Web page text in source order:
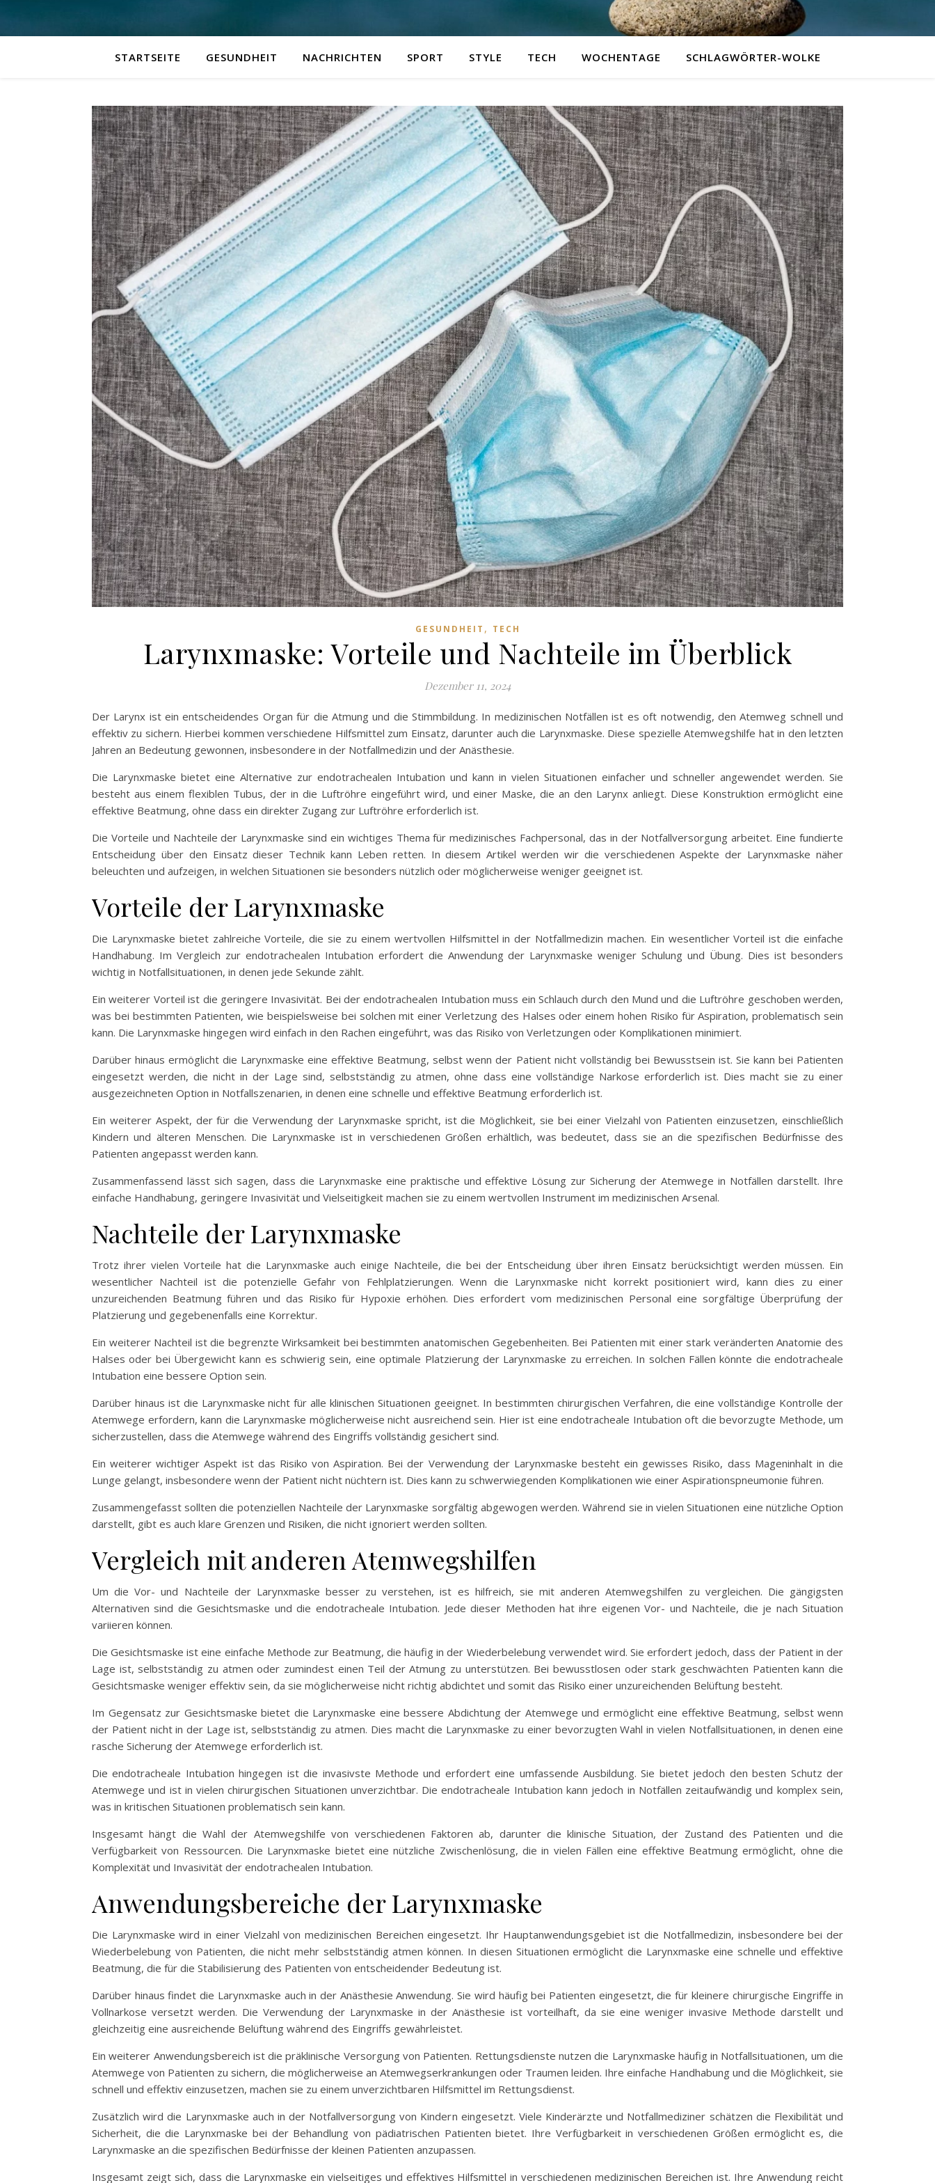
STARTSEITE GESUNDHEIT NACHRICHTEN SPORT STYLE TECH WOCHENTAGE SCHLAGWÖRTER-WOLKE
GESUNDHEIT , TECH
Larynxmaske: Vorteile und Nachteile im Überblick
Dezember 11, 2024
Der Larynx ist ein entscheidendes Organ für die Atmung und die Stimmbildung. In medizinischen Notfällen ist es oft notwendig, den Atemweg schnell und
effektiv zu sichern. Hierbei kommen verschiedene Hilfsmittel zum Einsatz, darunter auch die Larynxmaske. Diese spezielle Atemwegshilfe hat in den letzten
Jahren an Bedeutung gewonnen, insbesondere in der Notfallmedizin und der Anästhesie.
Die Larynxmaske bietet eine Alternative zur endotrachealen Intubation und kann in vielen Situationen einfacher und schneller angewendet werden. Sie
besteht aus einem flexiblen Tubus, der in die Luftröhre eingeführt wird, und einer Maske, die an den Larynx anliegt. Diese Konstruktion ermöglicht eine
effektive Beatmung, ohne dass ein direkter Zugang zur Luftröhre erforderlich ist.
Die Vorteile und Nachteile der Larynxmaske sind ein wichtiges Thema für medizinisches Fachpersonal, das in der Notfallversorgung arbeitet. Eine fundierte
Entscheidung über den Einsatz dieser Technik kann Leben retten. In diesem Artikel werden wir die verschiedenen Aspekte der Larynxmaske näher
beleuchten und aufzeigen, in welchen Situationen sie besonders nützlich oder möglicherweise weniger geeignet ist.
Vorteile der Larynxmaske
Die Larynxmaske bietet zahlreiche Vorteile, die sie zu einem wertvollen Hilfsmittel in der Notfallmedizin machen. Ein wesentlicher Vorteil ist die einfache
Handhabung. Im Vergleich zur endotrachealen Intubation erfordert die Anwendung der Larynxmaske weniger Schulung und Übung. Dies ist besonders
wichtig in Notfallsituationen, in denen jede Sekunde zählt.
Ein weiterer Vorteil ist die geringere Invasivität. Bei der endotrachealen Intubation muss ein Schlauch durch den Mund und die Luftröhre geschoben werden,
was bei bestimmten Patienten, wie beispielsweise bei solchen mit einer Verletzung des Halses oder einem hohen Risiko für Aspiration, problematisch sein
kann. Die Larynxmaske hingegen wird einfach in den Rachen eingeführt, was das Risiko von Verletzungen oder Komplikationen minimiert.
Darüber hinaus ermöglicht die Larynxmaske eine effektive Beatmung, selbst wenn der Patient nicht vollständig bei Bewusstsein ist. Sie kann bei Patienten
eingesetzt werden, die nicht in der Lage sind, selbstständig zu atmen, ohne dass eine vollständige Narkose erforderlich ist. Dies macht sie zu einer
ausgezeichneten Option in Notfallszenarien, in denen eine schnelle und effektive Beatmung erforderlich ist.
Ein weiterer Aspekt, der für die Verwendung der Larynxmaske spricht, ist die Möglichkeit, sie bei einer Vielzahl von Patienten einzusetzen, einschließlich
Kindern und älteren Menschen. Die Larynxmaske ist in verschiedenen Größen erhältlich, was bedeutet, dass sie an die spezifischen Bedürfnisse des
Patienten angepasst werden kann.
Zusammenfassend lässt sich sagen, dass die Larynxmaske eine praktische und effektive Lösung zur Sicherung der Atemwege in Notfällen darstellt. Ihre
einfache Handhabung, geringere Invasivität und Vielseitigkeit machen sie zu einem wertvollen Instrument im medizinischen Arsenal.
Nachteile der Larynxmaske
Trotz ihrer vielen Vorteile hat die Larynxmaske auch einige Nachteile, die bei der Entscheidung über ihren Einsatz berücksichtigt werden müssen. Ein
wesentlicher Nachteil ist die potenzielle Gefahr von Fehlplatzierungen. Wenn die Larynxmaske nicht korrekt positioniert wird, kann dies zu einer
unzureichenden Beatmung führen und das Risiko für Hypoxie erhöhen. Dies erfordert vom medizinischen Personal eine sorgfältige Überprüfung der
Platzierung und gegebenenfalls eine Korrektur.
Ein weiterer Nachteil ist die begrenzte Wirksamkeit bei bestimmten anatomischen Gegebenheiten. Bei Patienten mit einer stark veränderten Anatomie des
Halses oder bei Übergewicht kann es schwierig sein, eine optimale Platzierung der Larynxmaske zu erreichen. In solchen Fällen könnte die endotracheale
Intubation eine bessere Option sein.
Darüber hinaus ist die Larynxmaske nicht für alle klinischen Situationen geeignet. In bestimmten chirurgischen Verfahren, die eine vollständige Kontrolle der
Atemwege erfordern, kann die Larynxmaske möglicherweise nicht ausreichend sein. Hier ist eine endotracheale Intubation oft die bevorzugte Methode, um
sicherzustellen, dass die Atemwege während des Eingriffs vollständig gesichert sind.
Ein weiterer wichtiger Aspekt ist das Risiko von Aspiration. Bei der Verwendung der Larynxmaske besteht ein gewisses Risiko, dass Mageninhalt in die
Lunge gelangt, insbesondere wenn der Patient nicht nüchtern ist. Dies kann zu schwerwiegenden Komplikationen wie einer Aspirationspneumonie führen.
Zusammengefasst sollten die potenziellen Nachteile der Larynxmaske sorgfältig abgewogen werden. Während sie in vielen Situationen eine nützliche Option
darstellt, gibt es auch klare Grenzen und Risiken, die nicht ignoriert werden sollten.
Vergleich mit anderen Atemwegshilfen
Um die Vor- und Nachteile der Larynxmaske besser zu verstehen, ist es hilfreich, sie mit anderen Atemwegshilfen zu vergleichen. Die gängigsten
Alternativen sind die Gesichtsmaske und die endotracheale Intubation. Jede dieser Methoden hat ihre eigenen Vor- und Nachteile, die je nach Situation
variieren können.
Die Gesichtsmaske ist eine einfache Methode zur Beatmung, die häufig in der Wiederbelebung verwendet wird. Sie erfordert jedoch, dass der Patient in der
Lage ist, selbstständig zu atmen oder zumindest einen Teil der Atmung zu unterstützen. Bei bewusstlosen oder stark geschwächten Patienten kann die
Gesichtsmaske weniger effektiv sein, da sie möglicherweise nicht richtig abdichtet und somit das Risiko einer unzureichenden Belüftung besteht.
Im Gegensatz zur Gesichtsmaske bietet die Larynxmaske eine bessere Abdichtung der Atemwege und ermöglicht eine effektive Beatmung, selbst wenn
der Patient nicht in der Lage ist, selbstständig zu atmen. Dies macht die Larynxmaske zu einer bevorzugten Wahl in vielen Notfallsituationen, in denen eine
rasche Sicherung der Atemwege erforderlich ist.
Die endotracheale Intubation hingegen ist die invasivste Methode und erfordert eine umfassende Ausbildung. Sie bietet jedoch den besten Schutz der
Atemwege und ist in vielen chirurgischen Situationen unverzichtbar. Die endotracheale Intubation kann jedoch in Notfällen zeitaufwändig und komplex sein,
was in kritischen Situationen problematisch sein kann.
Insgesamt hängt die Wahl der Atemwegshilfe von verschiedenen Faktoren ab, darunter die klinische Situation, der Zustand des Patienten und die
Verfügbarkeit von Ressourcen. Die Larynxmaske bietet eine nützliche Zwischenlösung, die in vielen Fällen eine effektive Beatmung ermöglicht, ohne die
Komplexität und Invasivität der endotrachealen Intubation.
Anwendungsbereiche der Larynxmaske
Die Larynxmaske wird in einer Vielzahl von medizinischen Bereichen eingesetzt. Ihr Hauptanwendungsgebiet ist die Notfallmedizin, insbesondere bei der
Wiederbelebung von Patienten, die nicht mehr selbstständig atmen können. In diesen Situationen ermöglicht die Larynxmaske eine schnelle und effektive
Beatmung, die für die Stabilisierung des Patienten von entscheidender Bedeutung ist.
Darüber hinaus findet die Larynxmaske auch in der Anästhesie Anwendung. Sie wird häufig bei Patienten eingesetzt, die für kleinere chirurgische Eingriffe in
Vollnarkose versetzt werden. Die Verwendung der Larynxmaske in der Anästhesie ist vorteilhaft, da sie eine weniger invasive Methode darstellt und
gleichzeitig eine ausreichende Belüftung während des Eingriffs gewährleistet.
Ein weiterer Anwendungsbereich ist die präklinische Versorgung von Patienten. Rettungsdienste nutzen die Larynxmaske häufig in Notfallsituationen, um die
Atemwege von Patienten zu sichern, die möglicherweise an Atemwegserkrankungen oder Traumen leiden. Ihre einfache Handhabung und die Möglichkeit, sie
schnell und effektiv einzusetzen, machen sie zu einem unverzichtbaren Hilfsmittel im Rettungsdienst.
Zusätzlich wird die Larynxmaske auch in der Notfallversorgung von Kindern eingesetzt. Viele Kinderärzte und Notfallmediziner schätzen die Flexibilität und
Sicherheit, die die Larynxmaske bei der Behandlung von pädiatrischen Patienten bietet. Ihre Verfügbarkeit in verschiedenen Größen ermöglicht es, die
Larynxmaske an die spezifischen Bedürfnisse der kleinen Patienten anzupassen.
Insgesamt zeigt sich, dass die Larynxmaske ein vielseitiges und effektives Hilfsmittel in verschiedenen medizinischen Bereichen ist. Ihre Anwendung reicht